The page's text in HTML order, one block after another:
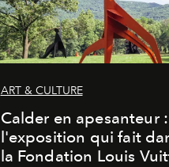
ART & CULTURE
Calder en apesanteur :
l'exposition qui fait
la Fondation Louis